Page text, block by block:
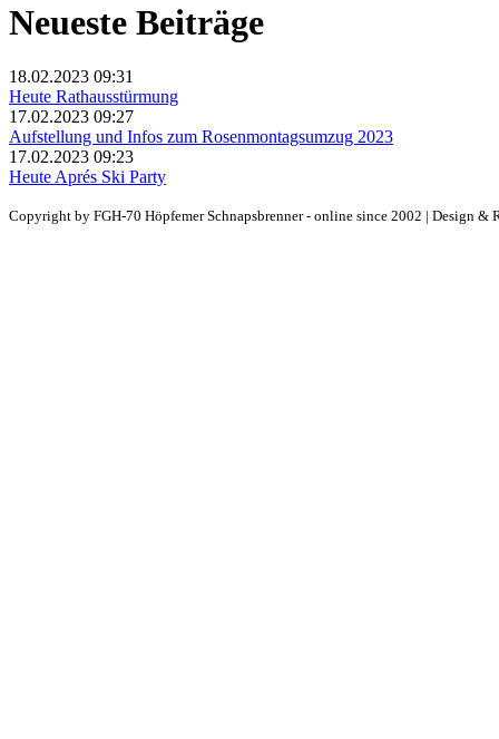
Neueste Beiträge
18.02.2023 09:31
Heute Rathausstürmung
17.02.2023 09:27
Aufstellung und Infos zum Rosenmontagsumzug 2023
17.02.2023 09:23
Heute Aprés Ski Party
Copyright by FGH-70 Höpfemer Schnapsbrenner - online since 2002 | Design &